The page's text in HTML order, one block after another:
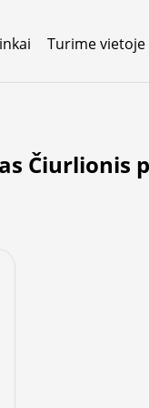
Turime vietoje
Čiurlionis